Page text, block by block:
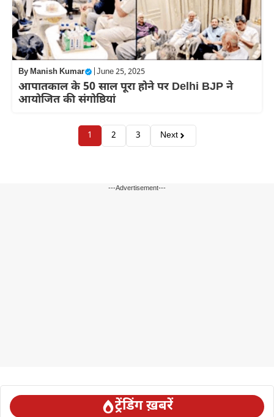
ByManish Kumar June 25, 2025
आपातकाल के 50 साल पूरा होने पर Delhi BJP ने
आयोजित की संगोष्ठियां
1 2 3 Next
---Advertisement---
ट्रेंडिंग ख़बरें